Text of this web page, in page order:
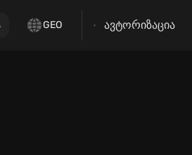
GEO ავტორიზაცია